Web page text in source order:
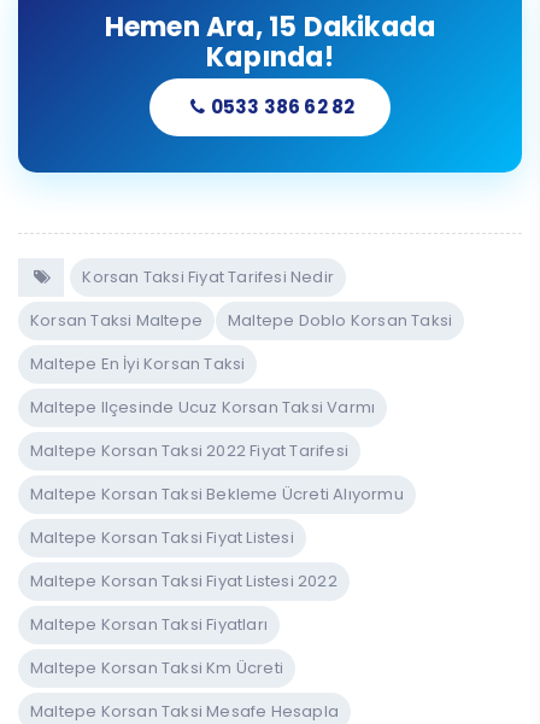
Hemen Ara, 15 Dakikada
Kapında!
0533 386 62 82
Korsan Taksi Fiyat Tarifesi Nedir
Korsan Taksi Maltepe
Maltepe Doblo Korsan Taksi
Maltepe En İyi Korsan Taksi
Maltepe Ilçesinde Ucuz Korsan Taksi Varmı
Maltepe Korsan Taksi 2022 Fiyat Tarifesi
Maltepe Korsan Taksi Bekleme Ücreti Alıyormu
Maltepe Korsan Taksi Fiyat Listesi
Maltepe Korsan Taksi Fiyat Listesi 2022
Maltepe Korsan Taksi Fiyatları
Maltepe Korsan Taksi Km Ücreti
Maltepe Korsan Taksi Mesafe Hesapla